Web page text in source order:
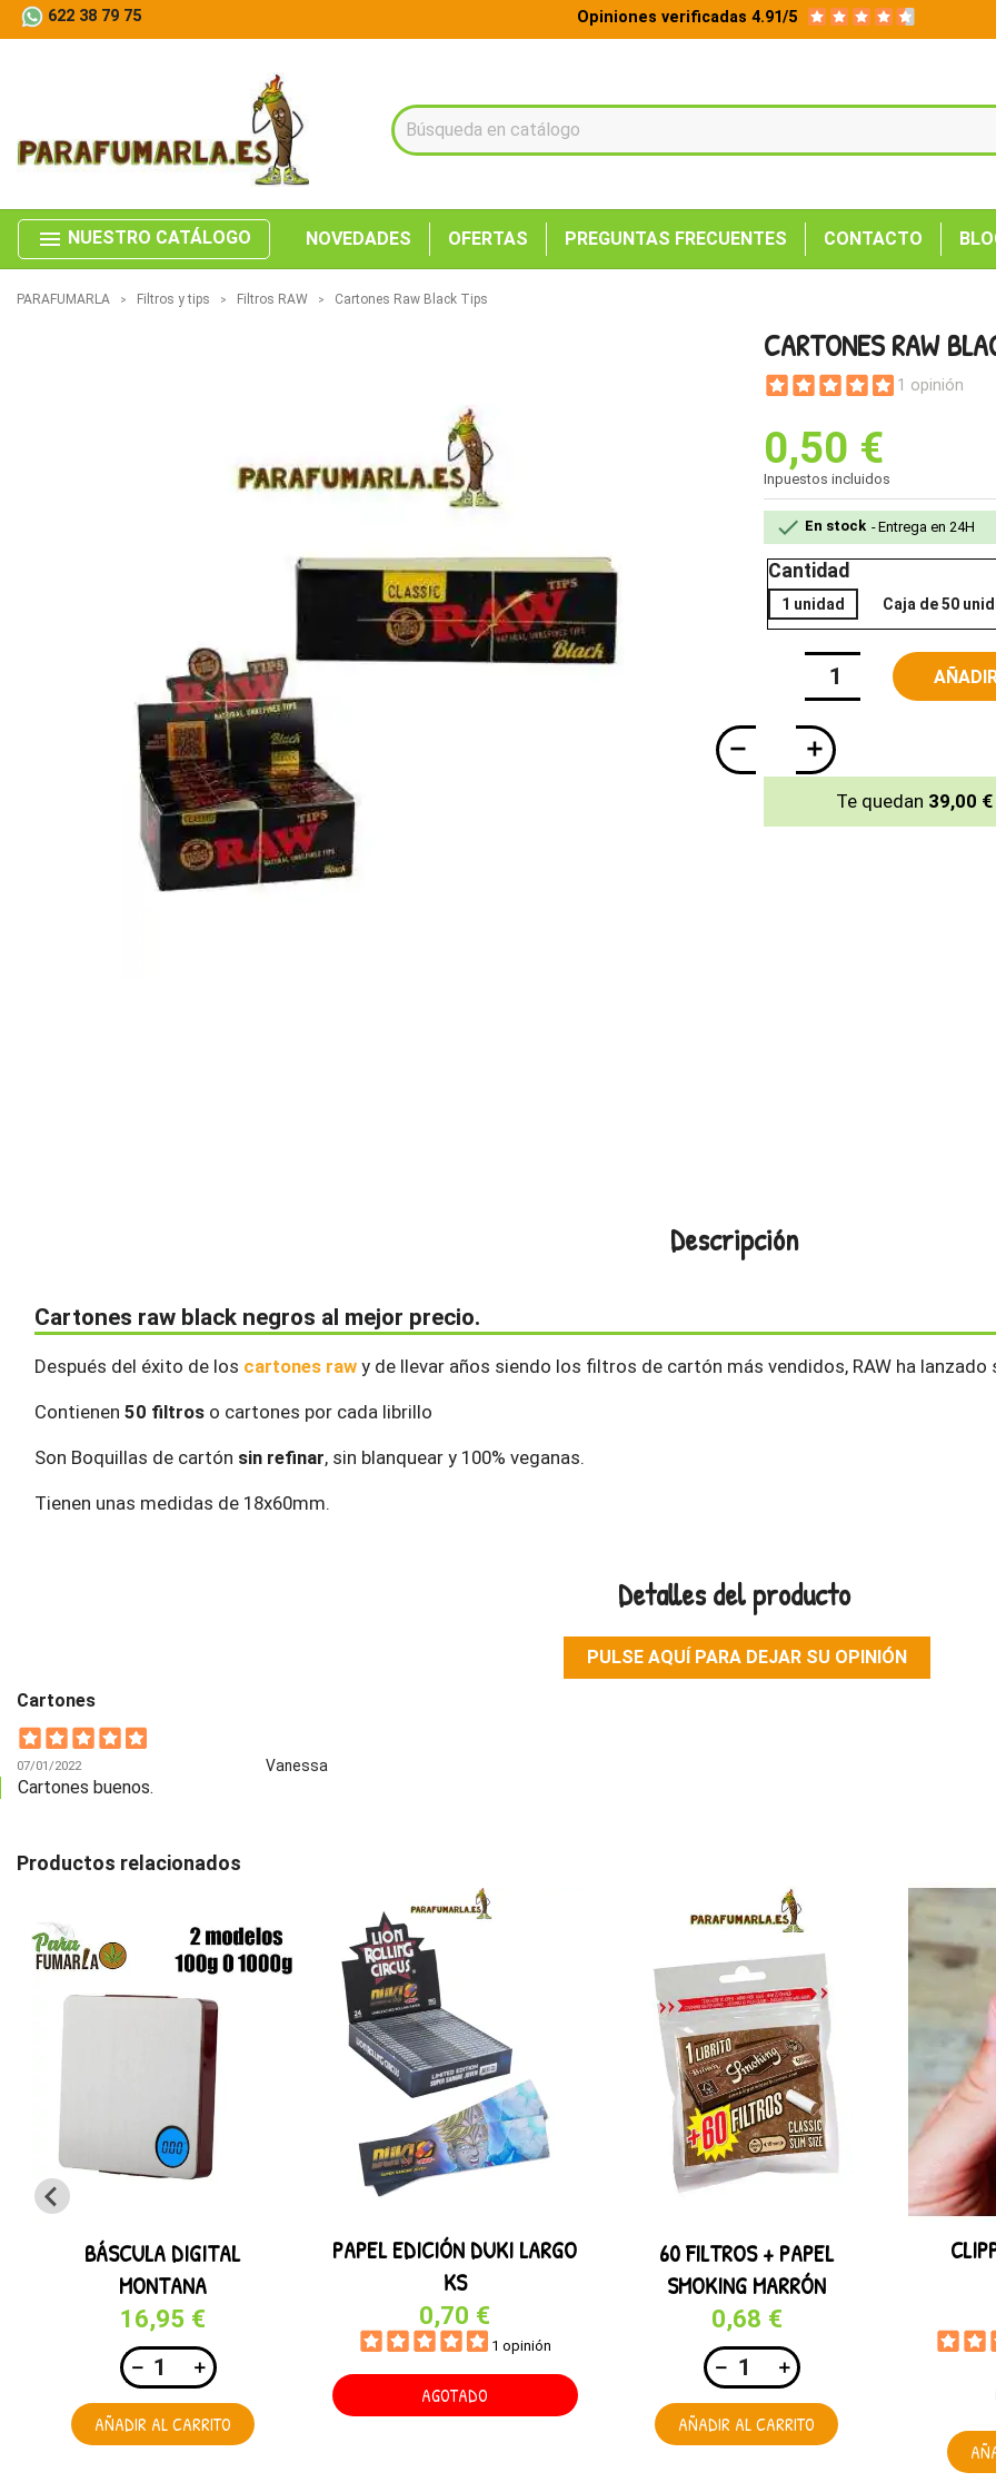
622 38 79 75 Opiniones verificadas 4.91/5
menu NUESTRO CATÁLOGO NOVEDADES OFERTAS PREGUNTAS FRECUENTES CONTACTO
PARAFUMARLA Filtros y tips Filtros RAW Cartones Raw Black Tips
CARTONES RAW
1 opinión
0,50 €
Inpuestos incluidos
 En stock Entrega en 24H
Cantidad
1 unidad Caja de 50
Te quedan 39,00 €
Descripción
Cartones raw black negros al mejor precio.
Después del éxito de los cartones raw y de llevar años siendo los filtros de cartón más vendidos, RAW ha lanzado
Contienen 50 filtros o cartones por cada librillo
Son Boquillas de cartón sin refinar, sin blanquear y 100% veganas.
Tienen unas medidas de 18x60mm.
Detalles del producto
PULSE AQUÍ PARA DEJAR SU OPINIÓN
Cartones
07/01/2022 Vanessa
Cartones buenos.
Productos relacionados
BÁSCULA DIGITAL
MONTANA
16,95 €
AÑADIR AL CARRITO
PAPEL EDICIÓN DUKI LARGO
KS
0,70 €
1 opinión
AGOTADO
60 FILTROS + PAPEL
SMOKING MARRÓN
0,68 €
AÑADIR AL CARRITO